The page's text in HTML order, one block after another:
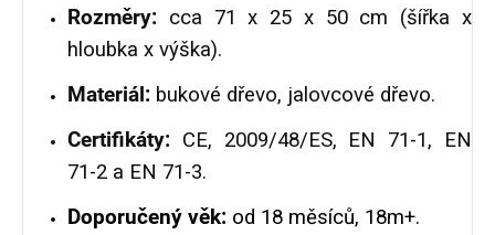
Rozměry: cca 71 x 25 x 50 cm (šířka x
hloubka x výška).
Materiál: bukové dřevo, jalovcové dřevo.
Certifikáty: CE, 2009/48/ES, EN 71-1, EN
71-2 a EN 71-3.
Doporučený věk: od 18 měsíců, 18m+.